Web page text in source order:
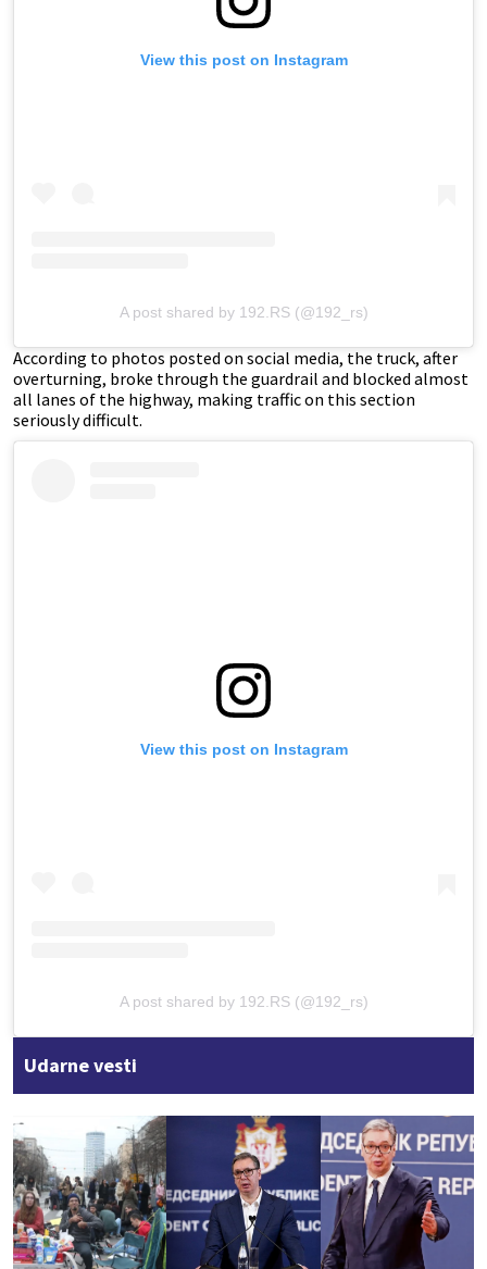
View this post on Instagram
A post shared by 192.RS (@192_rs)
According to photos posted on social media, the truck, after
overturning, broke through the guardrail and blocked almost
all lanes of the highway, making traffic on this section
seriously difficult.
View this post on Instagram
A post shared by 192.RS (@192_rs)
Udarne vesti